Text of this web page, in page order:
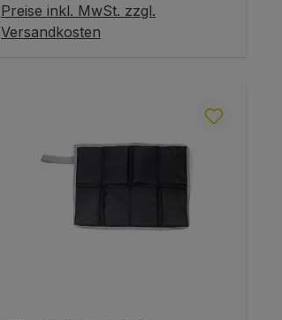
Preise inkl. MwSt. zzgl.
Versandkosten
Variante wählen